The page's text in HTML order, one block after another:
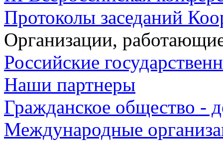
Протоколы заседаний
Организации,
Российские
Наши партнеры
Гражданское общество -
Международные